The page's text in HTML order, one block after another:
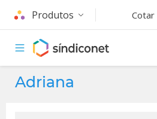
Produtos Cotar
Adriana